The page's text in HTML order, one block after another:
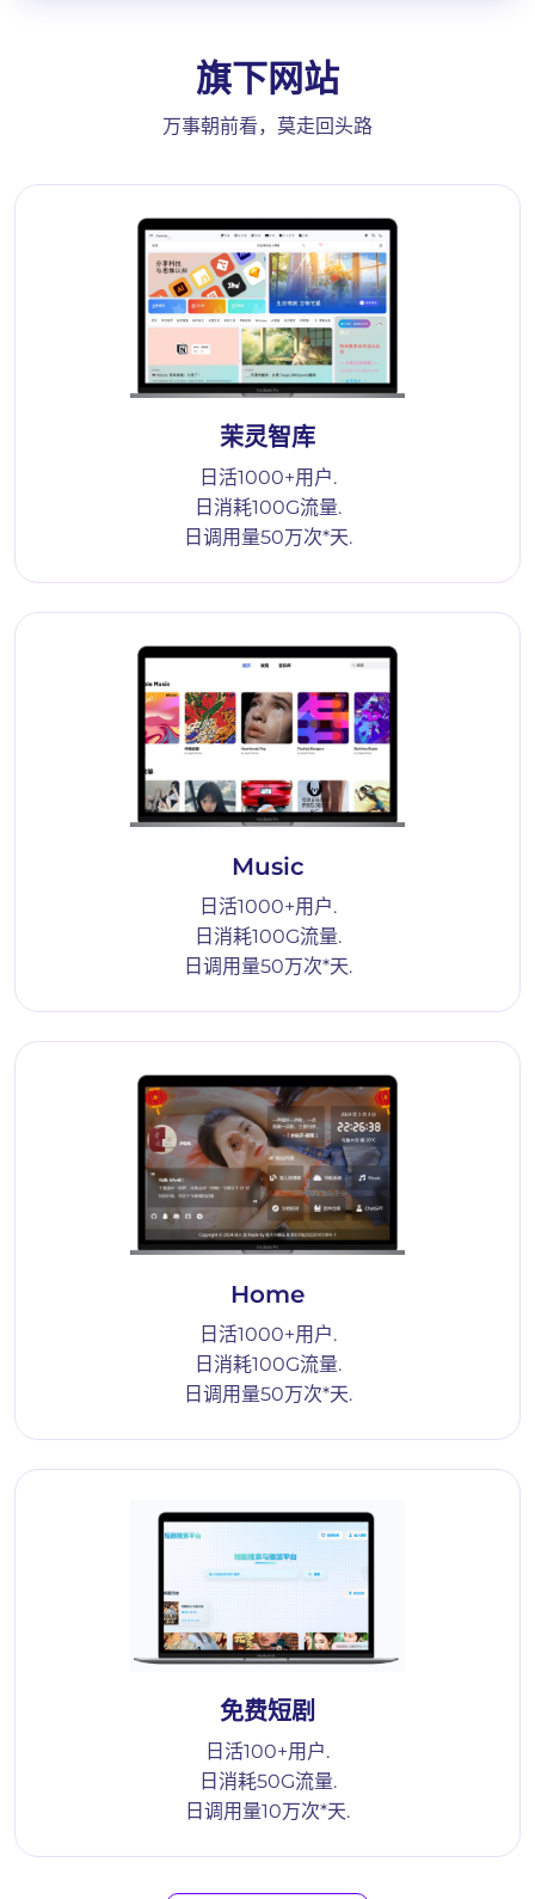
旗下网站
万事朝前看，莫走回头路
茉灵智库
日活1000+用户.
日消耗100G流量.
日调用量50万次*天.
Music
日活1000+用户.
日消耗100G流量.
日调用量50万次*天.
Home
日活1000+用户.
日消耗100G流量.
日调用量50万次*天.
免费短剧
日活100+用户.
日消耗50G流量.
日调用量10万次*天.